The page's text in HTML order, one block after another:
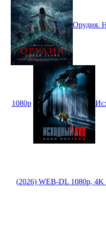
Орудия.
1080p
(2026) WEB-DL 1080p,